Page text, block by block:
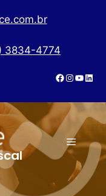
3834-4774